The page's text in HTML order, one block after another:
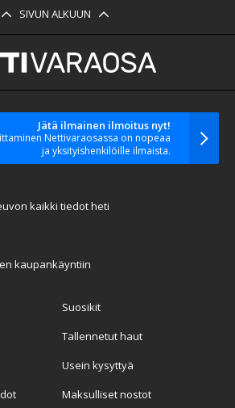
SIVUN ALKUUN
Jätä ilmainen ilmoitus nyt!
Nettivaraosassa on nopeaa
ja yksityishenkilöille ilmaista.
kaikki tiedot heti
kaupankäyntiin
Suosikit
Tallennetut haut
Usein kysyttyä
Maksulliset nostot